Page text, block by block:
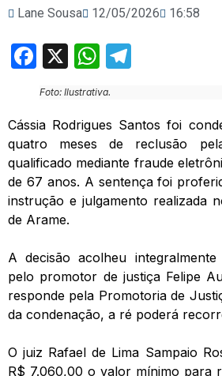
Lane Sousa 12/05/2026 16:58
Facebook
X WhatsApp
Foto: Ilustrativa.
Cássia Rodrigues Santos foi
quatro meses de reclusão
qualificado mediante fraude
de 67 anos. A sentença foi
instrução e julgamento realizada
de Arame.
A decisão acolheu
pelo promotor de justiça Felipe
responde pela Promotoria de
da condenação, a ré poderá
O juiz Rafael de Lima Sampaio
R$ 7.060,00 o valor mínimo para